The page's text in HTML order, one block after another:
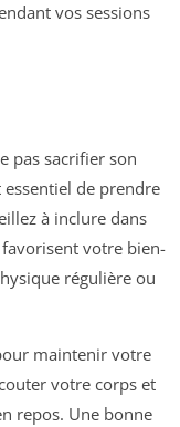
vos sessions
pas sacrifier son
essentiel de prendre
à inclure dans
votre bien-
régulière ou
maintenir votre
votre corps et
repos. Une bonne